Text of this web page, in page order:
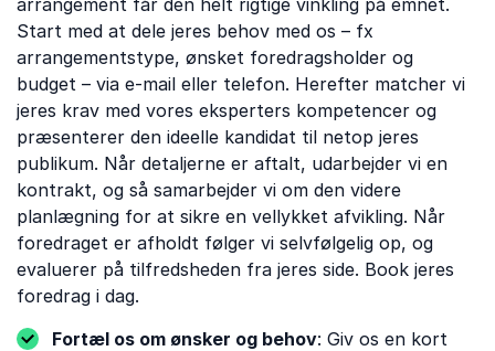
arrangement får den helt rigtige vinkling på emnet.
Start med at dele jeres behov med os – fx
arrangementstype, ønsket foredragsholder og
budget – via e-mail eller telefon. Herefter matcher vi
jeres krav med vores eksperters kompetencer og
præsenterer den ideelle kandidat til netop jeres
publikum. Når detaljerne er aftalt, udarbejder vi en
kontrakt, og så samarbejder vi om den videre
planlægning for at sikre en vellykket afvikling. Når
foredraget er afholdt følger vi selvfølgelig op, og
evaluerer på tilfredsheden fra jeres side. Book jeres
foredrag i dag.
Fortæl os om ønsker og behov: Giv os en kort